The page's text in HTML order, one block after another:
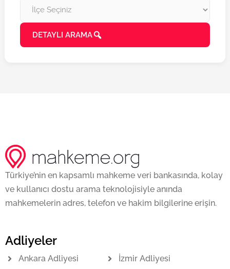
DETAYLI ARAMA
Türkiye’nin en kapsamlı mahkeme veri bankasında, kolay
ve kullanıcı dostu arama teknolojisiyle anında
mahkemelerin adres, telefon ve hakim bilgilerine erişin.
Adliyeler
Ankara Adliyesi İzmir Adliyesi